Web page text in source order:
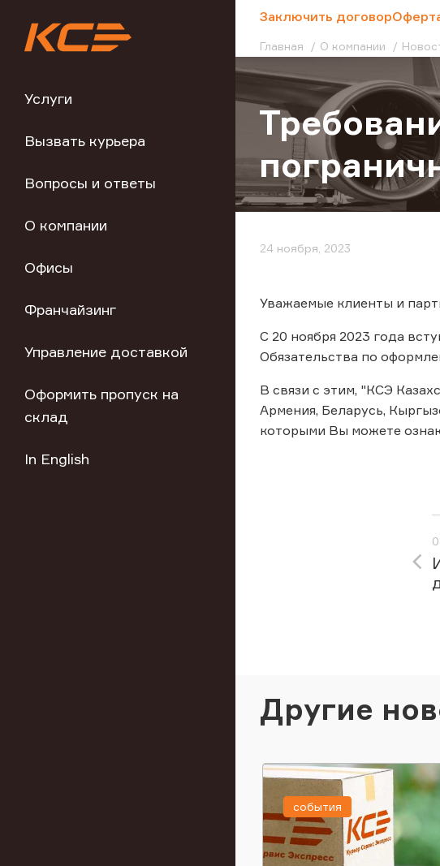
Услуги
Вызвать курьера
Вопросы и ответы
О компании
Офисы
Франчайзинг
Управление доставкой
Оформить пропуск на
склад
In English
Заключить договор
Главная О компании
24 ноября, 2023
Уважаемые клиенты и
С 20 ноября 2023 года
Обязательства по
В связи с этим, "КСЭ
Армения, Беларусь,
которыми Вы можете
Другие
события